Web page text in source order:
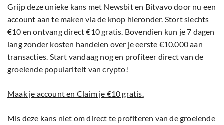
Grijp deze unieke kans met Newsbit en Bitvavo door nu een
account aan te maken via de knop hieronder. Stort slechts
€10 en ontvang direct €10 gratis. Bovendien kun je 7 dagen
lang zonder kosten handelen over je eerste €10.000 aan
transacties. Start vandaag nog en profiteer direct van de
groeiende populariteit van crypto!
Maak je account en Claim je €10 gratis.
Mis deze kans niet om direct te profiteren van de groeiende